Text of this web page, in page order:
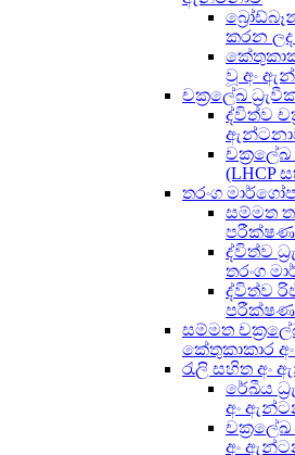
කරන
වූ අං
චක්‍රලේඛ
ද්විත්ව
(LHCP
තරංග
සම්මත
ද්විත්ව
තරංග
ද්විත්ව
සම්මත
කේතුකාකාර
රැලි සහිත අං
රේඛීය
අං
අං